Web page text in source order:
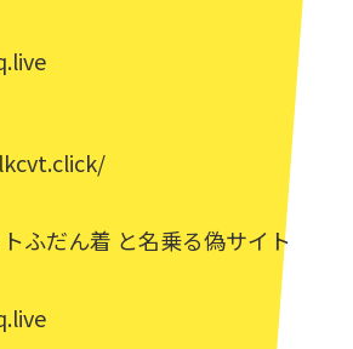
ふだん着 と名乗る偽サイト